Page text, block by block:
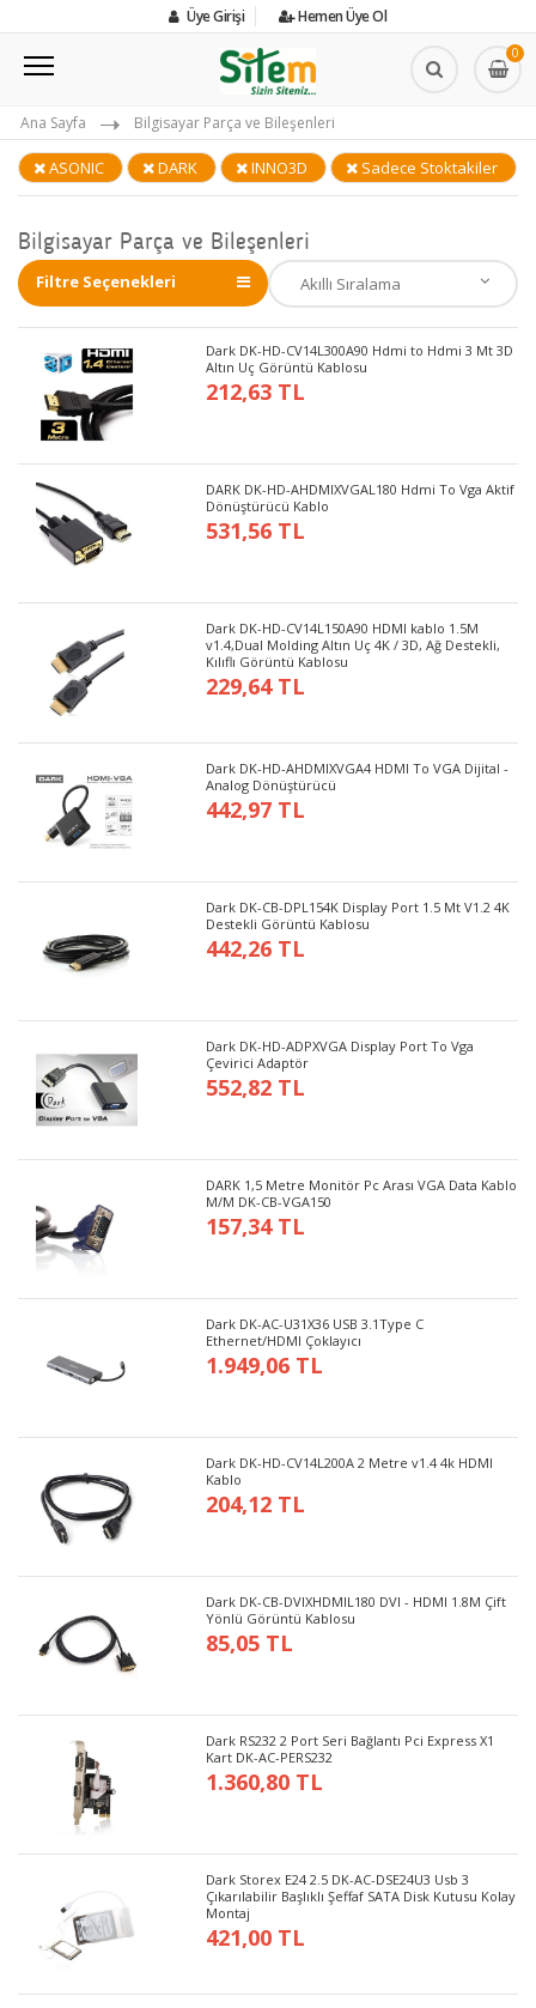
Üye Girişi Hemen Üye Ol
0
Ana Sayfa Bilgisayar Parça ve Bileşenleri
ASONIC DARK INNO3D Sadece Stoktakiler
Bilgisayar Parça ve Bileşenleri
Filtre Seçenekleri
Dark DK-HD-CV14L300A90 Hdmi to Hdmi 3 Mt 3D
Altın Uç Görüntü Kablosu
212,63 TL
DARK DK-HD-AHDMIXVGAL180 Hdmi To Vga Aktif
Dönüştürücü Kablo
531,56 TL
Dark DK-HD-CV14L150A90 HDMI kablo 1.5M
v1.4,Dual Molding Altın Uç 4K / 3D, Ağ Destekli,
Kılıflı Görüntü Kablosu
229,64 TL
Dark DK-HD-AHDMIXVGA4 HDMI To VGA Dijital -
Analog Dönüştürücü
442,97 TL
Dark DK-CB-DPL154K Display Port 1.5 Mt V1.2 4K
Destekli Görüntü Kablosu
442,26 TL
Dark DK-HD-ADPXVGA Display Port To Vga
Çevirici Adaptör
552,82 TL
DARK 1,5 Metre Monitör Pc Arası VGA Data Kablo
M/M DK-CB-VGA150
157,34 TL
Dark DK-AC-U31X36 USB 3.1Type C
Ethernet/HDMI Çoklayıcı
1.949,06 TL
Dark DK-HD-CV14L200A 2 Metre v1.4 4k HDMI
Kablo
204,12 TL
Dark DK-CB-DVIXHDMIL180 DVI - HDMI 1.8M Çift
Yönlü Görüntü Kablosu
85,05 TL
Dark RS232 2 Port Seri Bağlantı Pci Express X1
Kart DK-AC-PERS232
1.360,80 TL
Dark Storex E24 2.5 DK-AC-DSE24U3 Usb 3
Çıkarılabilir Başlıklı Şeffaf SATA Disk Kutusu Kolay
Montaj
421,00 TL